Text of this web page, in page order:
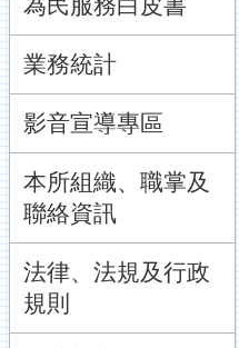
業務統計
影音宣導專區
本所組織、職掌及
聯絡資訊
法律、法規及行政
規則